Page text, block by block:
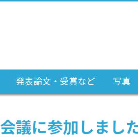
発表論文・受賞など 写真
議に参加しまし